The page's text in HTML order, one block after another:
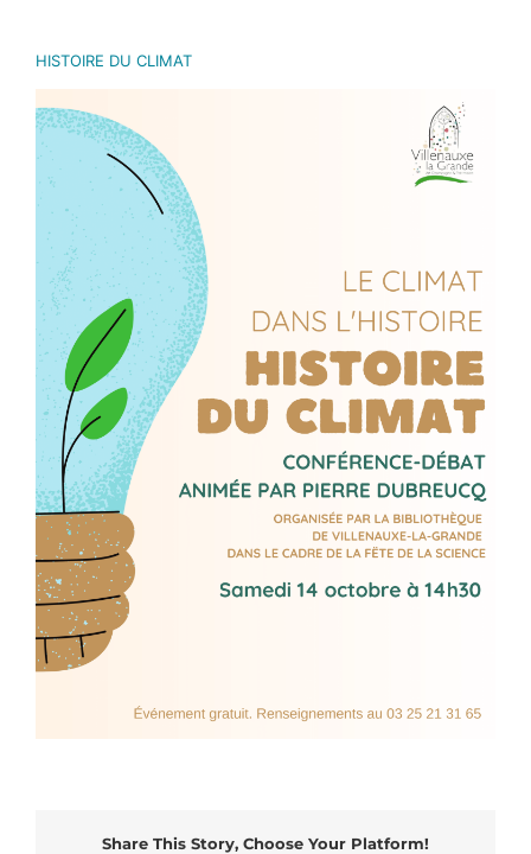
HISTOIRE DU CLIMAT
Share This Story, Choose Your Platform!